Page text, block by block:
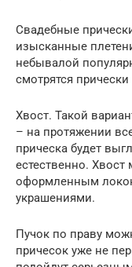
Свадебные
изысканные
небывалой
смотрятся
Хвост. Такой
– на протяжении
прическа будет
естественно.
оформленным
украшениями.
Пучок по праву
причесок уже не